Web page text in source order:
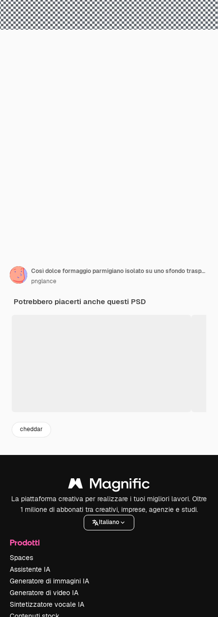
Così dolce formaggio parmigiano isolato su uno sfondo trasparente
pnglance
Potrebbero piacerti anche questi PSD
cheddar
La piattaforma creativa per realizzare i tuoi migliori lavori. Oltre
1 milione di abbonati tra creativi, imprese, agenzie e studi.
Italiano
Prodotti
Spaces
Assistente IA
Generatore di immagini IA
Generatore di video IA
Sintetizzatore vocale IA